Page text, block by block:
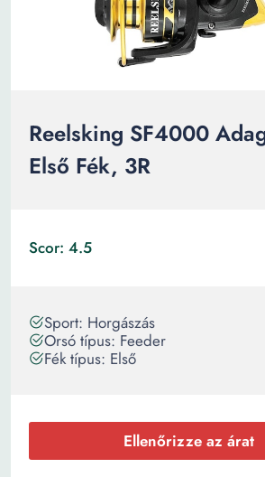
Reelsking SF4000
Első Fék, 3R
Scor: 4.5
Sport: Horgászás
Orsó típus: Feeder
Fék típus: Első
Ellenőrizze az árat